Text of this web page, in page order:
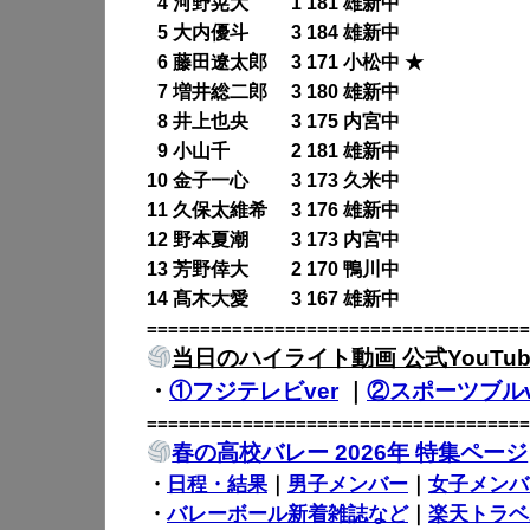
5 大内優斗 3 184 雄新中
6 藤田遼太郎 3 171 小松中 ★
7 増井総二郎 3 180 雄新中
8 井上也央 3 175 内宮中
9 小山千 2 181 雄新中
10 金子一心 3 173 久米中
11 久保太維希 3 176 雄新中
12 野本夏潮 3 173 内宮中
13 芳野倖大 2 170 鴨川中
14 髙木大愛 3 167 雄新中
当日のハイライト動画 公式
・ ①フジテレビver｜ ②スポーツブル
春の高校バレー 2026年 特集ページ
・ 日程・結果｜ 男子メンバー
女子メン
・バレーボール新着雑誌など｜ 楽天トラ